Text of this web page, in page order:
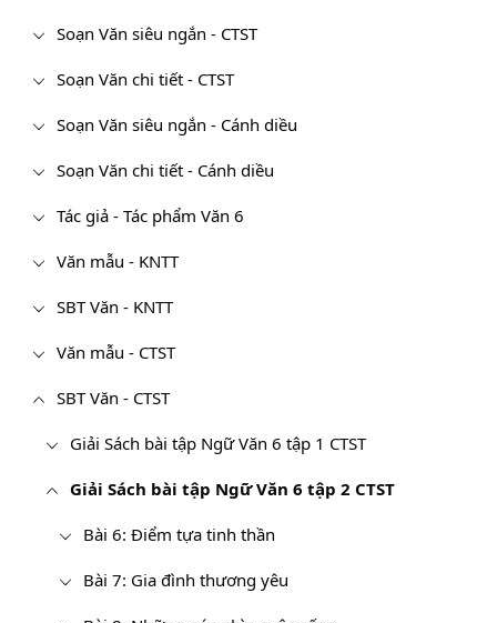
Soạn Văn siêu ngắn - CTST
Soạn Văn chi tiết - CTST
Soạn Văn siêu ngắn - Cánh diều
Soạn Văn chi tiết - Cánh diều
Tác giả - Tác phẩm Văn 6
Văn mẫu - KNTT
SBT Văn - KNTT
Văn mẫu - CTST
SBT Văn - CTST
Giải Sách bài tập Ngữ Văn 6 tập 1 CTST
Giải Sách bài tập Ngữ Văn 6 tập 2 CTST
Bài 6: Điểm tựa tinh thần
Bài 7: Gia đình thương yêu